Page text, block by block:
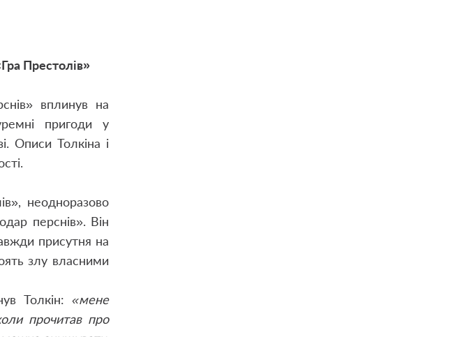
Престолів»
вплинув на
пригоди у
Описи Толкіна і
неодноразово
перснів». Він
присутня на
злу власними
Толкін: «мене
прочитав про